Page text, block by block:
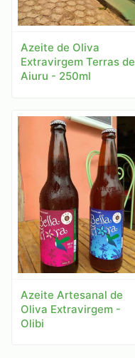
Azeite de Oliva
Extravirgem Terras de
Aiuru - 250ml
Azeite Artesanal de
Oliva Extravirgem -
Olibi